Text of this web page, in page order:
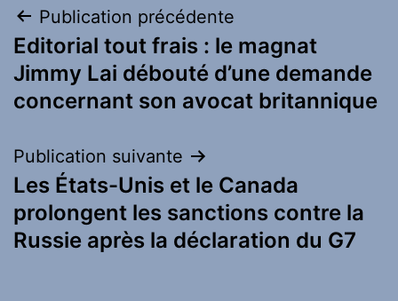
Navigation
de
l’article
Publication précédente
Editorial tout frais : le magnat
Jimmy Lai débouté d’une demande
concernant son avocat britannique
Publication suivante
Les États-Unis et le Canada
prolongent les sanctions contre la
Russie après la déclaration du G7